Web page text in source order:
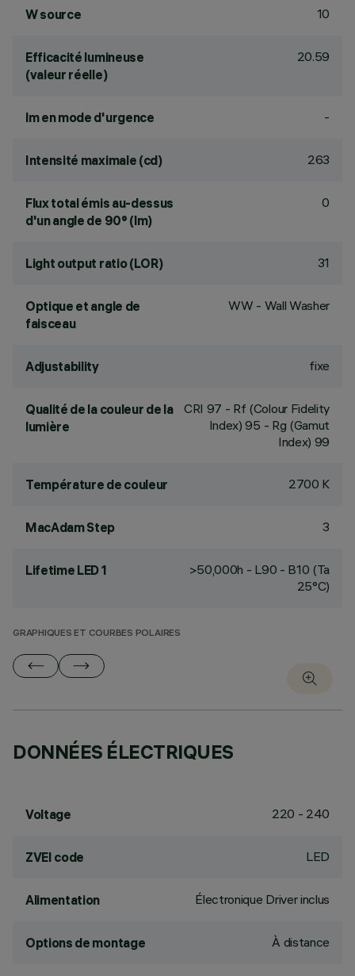
W source 10
Efficacité lumineuse
(valeur réelle)
20.59
lm en mode d'urgence -
Intensité maximale (cd) 263
Flux total émis au-dessus
d'un angle de 90° (lm)
0
Light output ratio (LOR) 31
Optique et angle de
faisceau
WW - Wall Washer
Adjustability fixe
Qualité de la couleur de la
lumière
CRI 97 - Rf (Colour Fidelity
Index) 95 - Rg (Gamut
Index) 99
Température de couleur 2700 K
MacAdam Step 3
Lifetime LED 1
>50,000h - L90 - B10 (Ta
25°C)
GRAPHIQUES ET COURBES POLAIRES
DONNÉES ÉLECTRIQUES
Voltage 220 - 240
ZVEI code LED
Alimentation Électronique Driver inclus
Options de montage À distance